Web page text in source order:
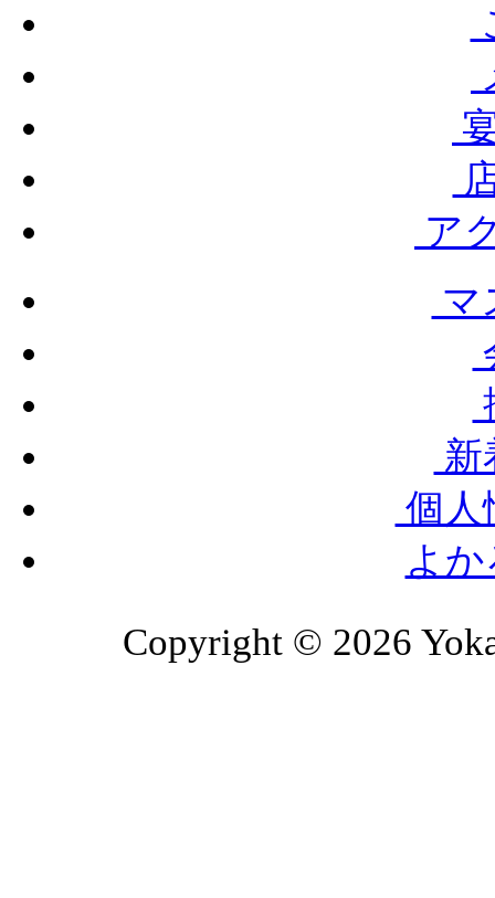
ア
マ
新
個人
よ
Copyright © 2026